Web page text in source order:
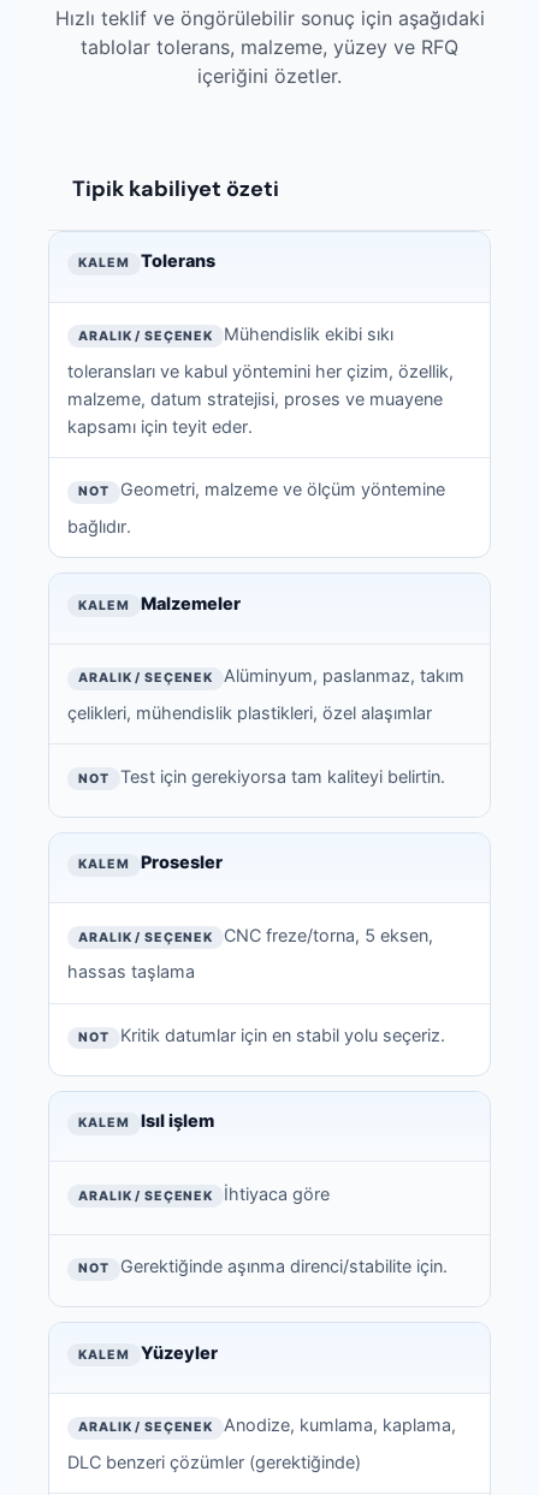
Hızlı teklif ve öngörülebilir sonuç için aşağıdaki
tablolar tolerans, malzeme, yüzey ve RFQ
içeriğini özetler.
Tipik kabiliyet özeti
Tipik kabiliyet özeti — teknik veriler
KALEM
NOT
Tolerans
Mühendislik ekibi sıkı
toleransları ve kabul yöntemini her çizim, özellik,
malzeme, datum stratejisi, proses ve muayene
kapsamı için teyit eder.
Geometri, malzeme ve ölçüm yöntemine
bağlıdır.
Malzemeler
Alüminyum, paslanmaz, takım
çelikleri, mühendislik plastikleri, özel alaşımlar
Test için gerekiyorsa tam kaliteyi belirtin.
Prosesler
CNC freze/torna, 5 eksen,
hassas taşlama
Kritik datumlar için en stabil yolu seçeriz.
Isıl işlem
İhtiyaca göre
Gerektiğinde aşınma direnci/stabilite için.
Yüzeyler
Anodize, kumlama, kaplama,
DLC benzeri çözümler (gerektiğinde)